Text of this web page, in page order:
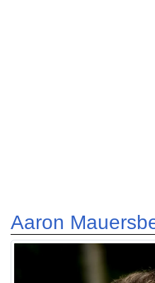
Aaron